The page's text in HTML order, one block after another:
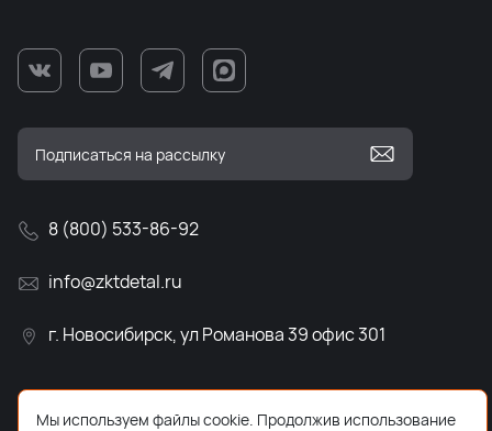
8 (800) 533-86-92
info@zktdetal.ru
г. Новосибирск, ул Романова 39 офис 301
Мы используем файлы cookie. Продолжив использование